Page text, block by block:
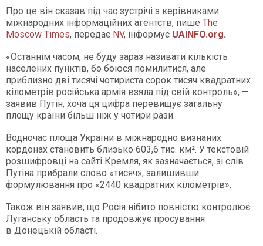
Про це він сказав під час зустрічі з керівниками
міжнародних інформаційних агентств, пише The
Moscow Times, передає NV, інформує UAINFO.org.
«Останнім часом, не буду зараз називати кількість
населених пунктів, бо боюся помилитися, але
приблизно дві тисячі чотириста сорок тисяч квадратних
кілометрів російська армія взяла під свій контроль», —
заявив Путін, хоча ця цифра перевищує загальну
площу країни більш ніж у чотири рази.
Водночас площа України в міжнародно визнаних
кордонах становить близько 603,6 тис. км². У текстовій
розшифровці на сайті Кремля, як зазначається, зі слів
Путіна прибрали слово «тисяч», залишивши
формулювання про «2440 квадратних кілометрів».
Також він заявив, що Росія нібито повністю контролює
Луганську область та продовжує просування
в Донецькій області.